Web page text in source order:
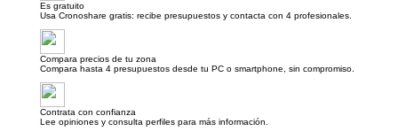
Es gratuito
Usa Cronoshare gratis: recibe presupuestos y contacta con 4 profesionales.
Compara precios de tu zona
Compara hasta 4 presupuestos desde tu PC o smartphone, sin compromiso.
Contrata con confianza
Lee opiniones y consulta perfiles para más información.